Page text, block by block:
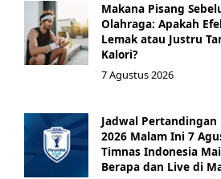
Makana Pisang
Olahraga: Apakah
Lemak atau Justru
Kalori?
7 Agustus 2026
Jadwal Pertandingan
2026 Malam Ini 7
Timnas Indonesia
Berapa dan Live di